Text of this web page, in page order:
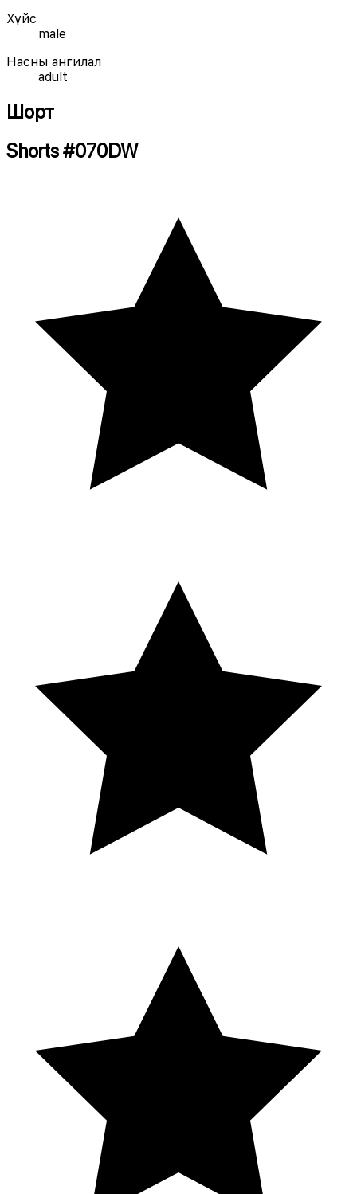
Хүйс
male
Насны ангилал
adult
Шорт
Shorts#070DW